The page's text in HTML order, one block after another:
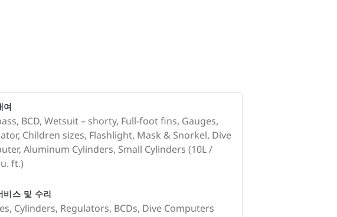
여
BCD, Wetsuit – shorty, Full-foot fins, Gauges,
Children sizes, Flashlight, Mask & Snorkel, Dive
Aluminum Cylinders, Small Cylinders (10L /
ft.)
비스 및 수리
Cylinders, Regulators, BCDs, Dive Computers